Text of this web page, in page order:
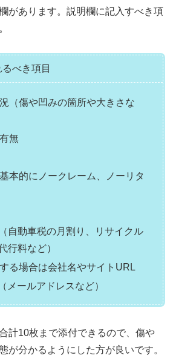
があります。説明欄に記入すべき項
べき項目
（傷や凹みの箇所や大きさな
無
本的にノークレーム、ノーリタ
自動車税の月割り、リサイクル
行料など）
る場合は会社名やサイトURL
メールアドレスなど）
計10枚まで添付できるので、傷や
が分かるようにした方が良いです。